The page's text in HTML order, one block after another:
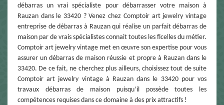
débarras un vrai spécialiste pour débarrasser votre maison à
Rauzan dans le 33420 ? Venez chez Comptoir art jewelry vintage
entreprise de débarras à Rauzan qui réalise un parfait débarras de
maison par de vrais spécialistes connait toutes les ficelles du métier.
Comptoir art jewelry vintage met en œuvre son expertise pour vous
assurer un débarras de maison réussie et propre à Rauzan dans le
33420. De ce fait, ne cherchez plus ailleurs, choisissez tout de suite
Comptoir art jewelry vintage à Rauzan dans le 33420 pour vos
travaux débarras de maison puisqu’il possède toutes les
compétences requises dans ce domaine à des prix attractifs !